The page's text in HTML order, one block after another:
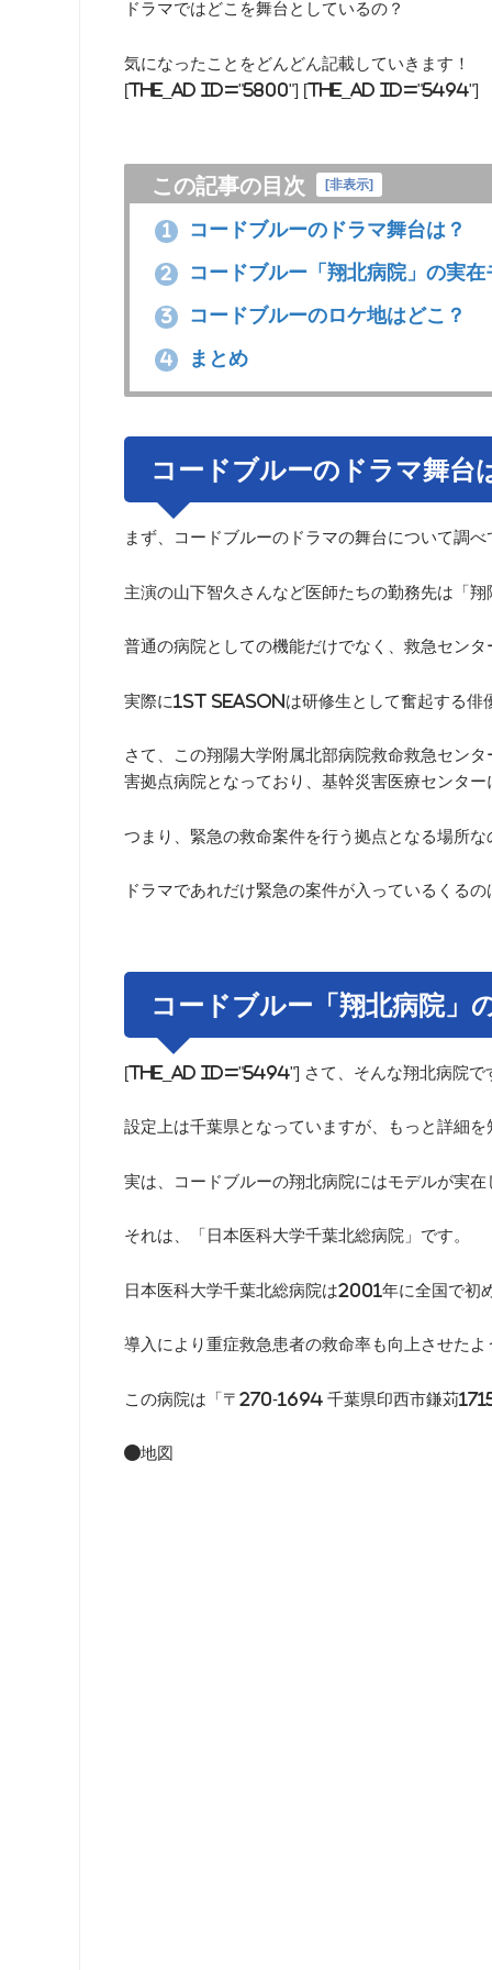
ドラマではどこを舞台としているの？
気になったことをどんどん記載していきます！
[the_ad id="5800"] [the_ad id="5494"]
この記事の目次 [非表示]
1 コードブルーのドラマ舞台は？
2 コードブルー「翔北病院」の実在
3 コードブルーのロケ地はどこ？
4 まとめ
コードブルーのドラマ舞台
まず、コードブルーのドラマの舞台について調べ
主演の山下智久さんなど医師たちの勤務先は「
普通の病院としての機能だけでなく、救急セン
実際に1st seasonは研修生として奮起する俳優
さて、この翔陽大学附属北部病院救命救急セン
害拠点病院となっており、基幹災害医療センター
つまり、緊急の救命案件を行う拠点となる場所な
ドラマであれだけ緊急の案件が入っているくる
コードブルー「翔北病院」
[the_ad id="5494"] さて、そんな翔北病院です
設定上は千葉県となっていますが、もっと詳細を
実は、コードブルーの翔北病院にはモデルが実在
それは、「日本医科大学千葉北総病院」です。
日本医科大学千葉北総病院は2001年に全国で初
導入により重症救急患者の救命率も向上させた
この病院は「〒270-1694 千葉県印西市鎌苅1715
●地図